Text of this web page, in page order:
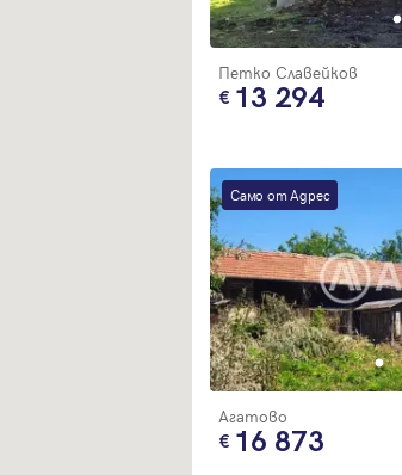
Петко Славейков
13 294
Само от Адрес
Агатово
16 873